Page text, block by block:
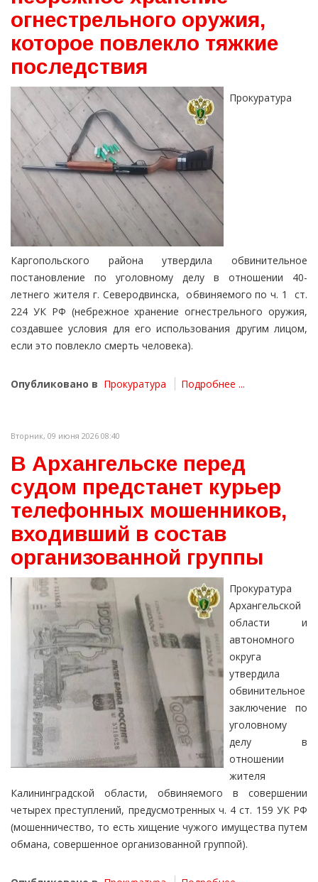
огнестрельного оружия,
которое повлекло тяжкие
последствия
Прокуратура
Каргопольского района утвердила обвинительное
постановление по уголовному делу в отношении 40-
летнего жителя г. Северодвинска, обвиняемого по ч. 1 ст.
224 УК РФ (небрежное хранение огнестрельного оружия,
создавшее условия для его использования другим лицом,
если это повлекло смерть человека).
Опубликовано в Прокуратура Подробнее ...
Вторник, 09 июня 2026 08:40
В Архангельске перед
судом предстанет курьер
телефонных мошенников,
входивший в состав
организованной группы
Прокуратура
Архангельской
области и
автономного
округа
утвердила
обвинительное
заключение по
уголовному
делу в
отношении
жителя
Калининградской области, обвиняемого в совершении
четырех преступлений, предусмотренных ч. 4 ст. 159 УК РФ
(мошенничество, то есть хищение чужого имущества путем
обмана, совершенное организованной группой).